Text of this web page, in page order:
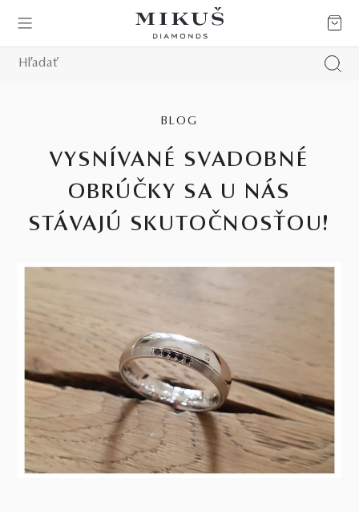
BLOG
VYSNÍVANÉ SVADOBNÉ
OBRÚČKY SA U NÁS
STÁVAJÚ SKUTOČNOSŤOU!